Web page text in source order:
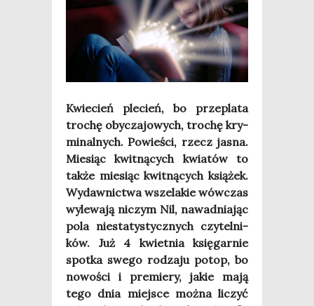
Kwie­cień ple­cień, bo prze­pla­ta
tro­chę oby­cza­jo­wych, tro­chę kry­
mi­nal­nych. Powie­ści, rzecz jasna.
Mie­siąc kwit­ną­cych kwia­tów to
tak­że mie­siąc kwit­ną­cych ksią­żek.
Wydaw­nic­twa wsze­la­kie wów­czas
wyle­wa­ją niczym Nil, nawad­nia­jąc
pola nie­sta­ty­stycz­nych czy­tel­ni­
ków. Już 4 kwiet­nia księ­gar­nie
spo­tka swe­go rodza­ju potop, bo
nowo­ści i pre­mie­ry, jakie mają
tego dnia miej­sce moż­na liczyć